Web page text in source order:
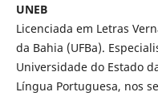
UNEB
Licenciada em Letras
da Bahia (UFBa).
Universidade do Estado
Língua Portuguesa, nos